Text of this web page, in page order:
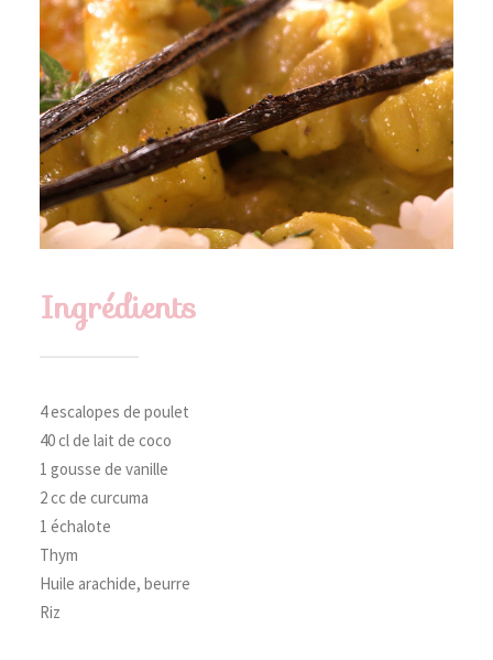
Ingrédients
4 escalopes de poulet
40 cl de lait de coco
1 gousse de vanille
2 cc de curcuma
1 échalote
Thym
Huile arachide, beurre
Riz